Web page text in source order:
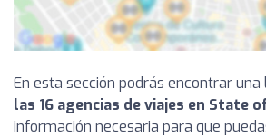
En esta sección podrás encontrar
las 16 agencias de viajes en State
información necesaria para que